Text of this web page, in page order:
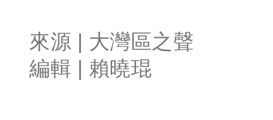
來源 | 大灣區之聲
編輯 | 賴曉琨